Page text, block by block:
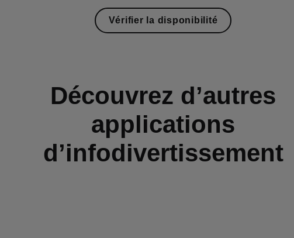
Vérifier la disponibilité
Découvrez d’autres
applications
d’infodivertissement